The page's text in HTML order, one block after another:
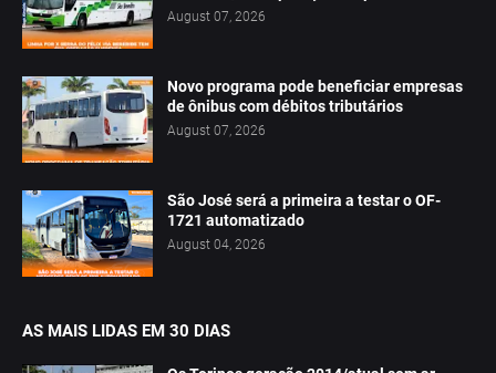
August 07, 2026
Novo programa pode beneficiar empresas
de ônibus com débitos tributários
August 07, 2026
São José será a primeira a testar o OF-
1721 automatizado
August 04, 2026
AS MAIS LIDAS EM 30 DIAS